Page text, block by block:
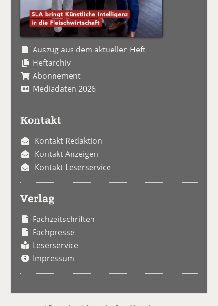
Auszug aus dem aktuellen Heft
Heftarchiv
Abonnement
Mediadaten 2026
Kontakt
Kontakt Redaktion
Kontakt Anzeigen
Kontakt Leserservice
Verlag
Fachzeitschriften
Fachpresse
Leserservice
Impressum